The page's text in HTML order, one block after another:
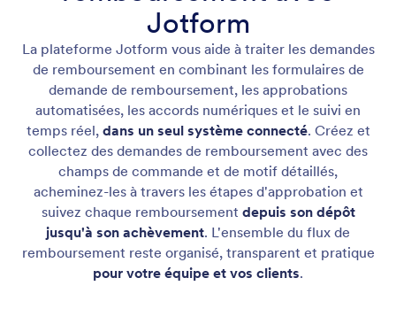
Jotform
La plateforme Jotform vous aide à traiter les demandes
de remboursement en combinant les formulaires de
demande de remboursement, les approbations
automatisées, les accords numériques et le suivi en
temps réel, dans un seul système connecté. Créez et
collectez des demandes de remboursement avec des
champs de commande et de motif détaillés,
acheminez-les à travers les étapes d'approbation et
suivez chaque remboursement depuis son dépôt
jusqu'à son achèvement. L'ensemble du flux de
remboursement reste organisé, transparent et pratique
pour votre équipe et vos clients.